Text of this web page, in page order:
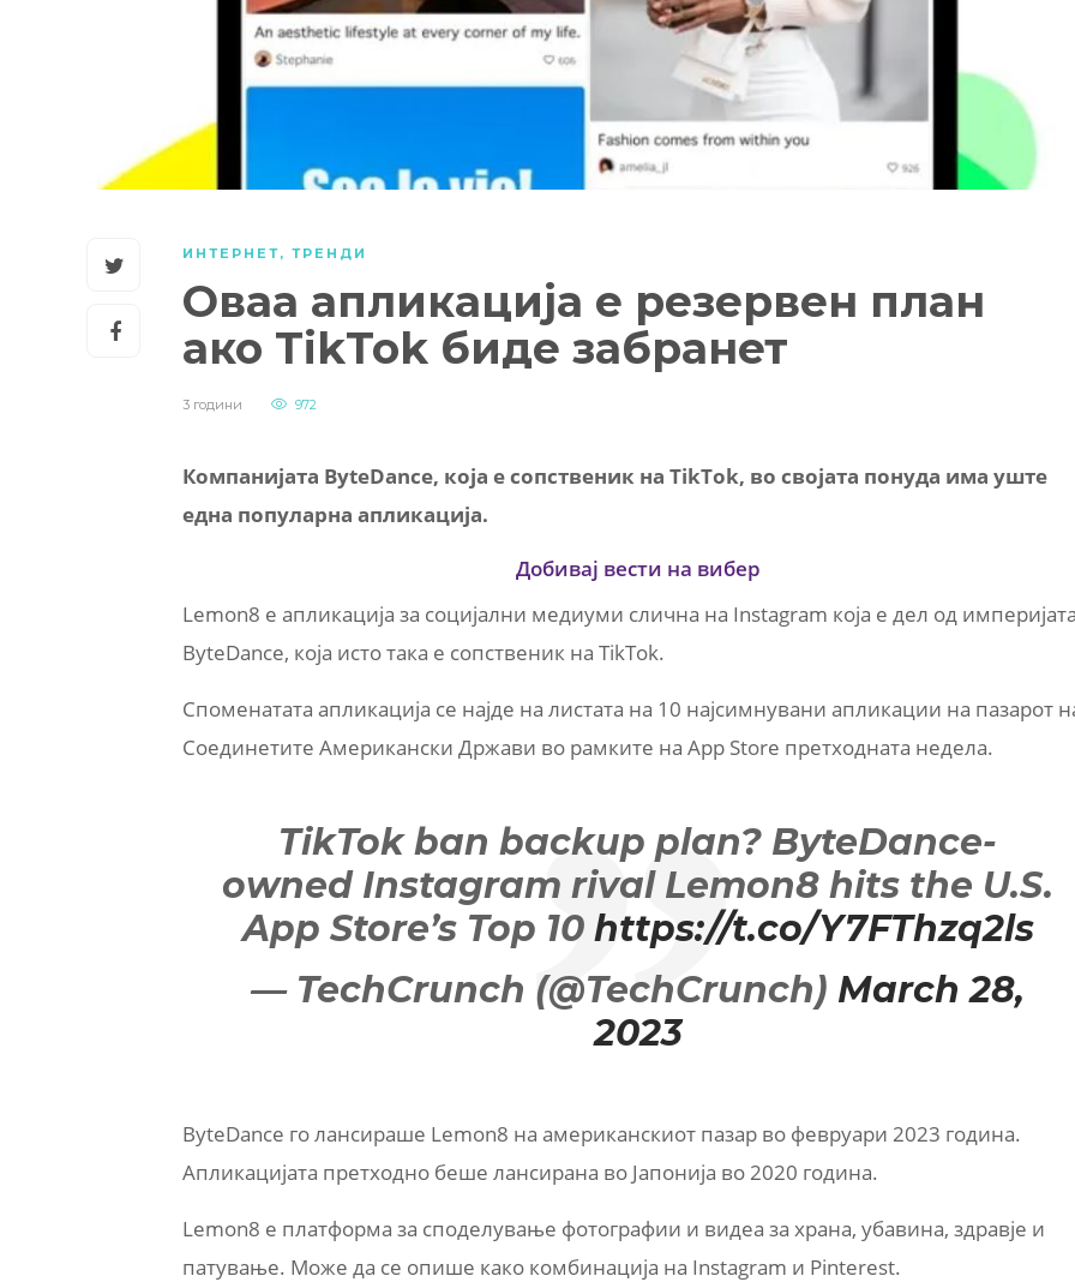
ИНТЕРНЕТ, ТРЕНДИ
Оваа апликација е резервен план
ако TikTok биде забранет
3 години 972
Компанијата ByteDance, која е сопственик на TikTok, во својата понуда има уште
една популарна апликација.
Добивај вести на вибер
Lemon8 е апликација за социјални медиуми слична на Instagram која е дел од
ByteDance, која исто така е сопственик на TikTok.
Споменатата апликација се најде на листата на 10 најсимнувани апликации на пазарот
Соединетите Американски Држави во рамките на App Store претходната недела.
TikTok ban backup plan? ByteDance-
owned Instagram rival Lemon8 hits the U.S.
App Store’s Top 10 https://t.co/Y7FThzq2ls
— TechCrunch (@TechCrunch) March 28,
2023
ByteDance го лансираше Lemon8 на американскиот пазар во февруари 2023 година.
Апликацијата претходно беше лансирана во Јапонија во 2020 година.
Lemon8 е платформа за споделување фотографии и видеа за храна, убавина, здравје и
патување. Може да се опише како комбинација на Instagram и Pinterest.